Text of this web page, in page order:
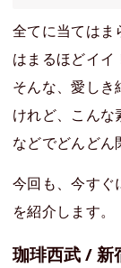
全てに当てはま
はまるほどイイ
そんな、愛しき
けれど、こんな
などでどんどん
今回も、今すぐ
を紹介します。
珈琲西武 / 新